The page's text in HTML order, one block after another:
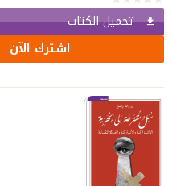
تحميل الكتاب
اشترك الآن